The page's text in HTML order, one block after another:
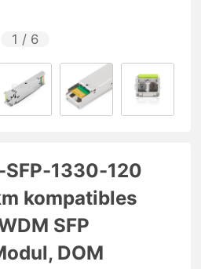
1 / 6
1330-120
kompatibles
SFP
DOM